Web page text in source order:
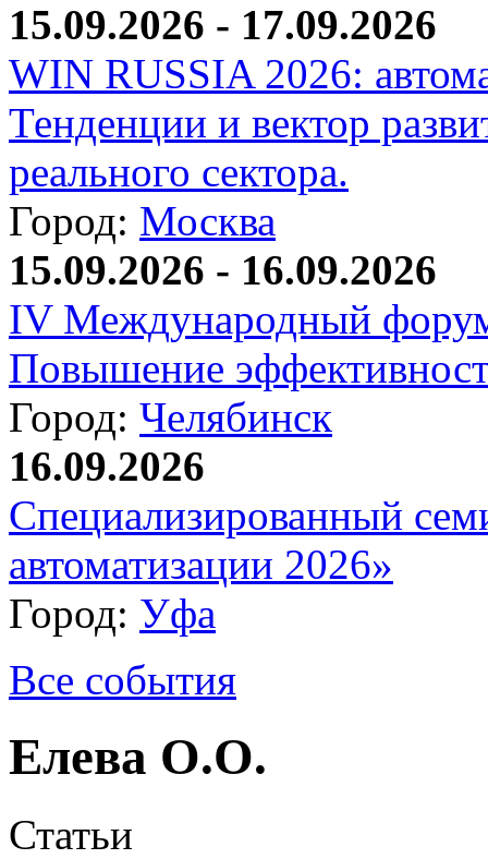
15.09.2026 - 17.09.2026
WIN RUSSIA 2026:
Тенденции и вектор
реального сектора.
Город: Москва
15.09.2026 - 16.09.2026
IV Международный
Повышение
Город: Челябинск
16.09.2026
Специализированный
автоматизации 2026»
Город: Уфа
Все события
Елева О.О.
Статьи